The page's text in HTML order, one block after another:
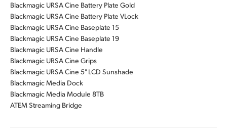
Blackmagic URSA Cine Battery Plate Gold
Blackmagic URSA Cine Battery Plate VLock
Blackmagic URSA Cine Baseplate 15
Blackmagic URSA Cine Baseplate 19
Blackmagic URSA Cine Handle
Blackmagic URSA Cine Grips
Blackmagic URSA Cine 5" LCD Sunshade
Blackmagic Media Dock
Blackmagic Media Module 8TB
ATEM Streaming Bridge